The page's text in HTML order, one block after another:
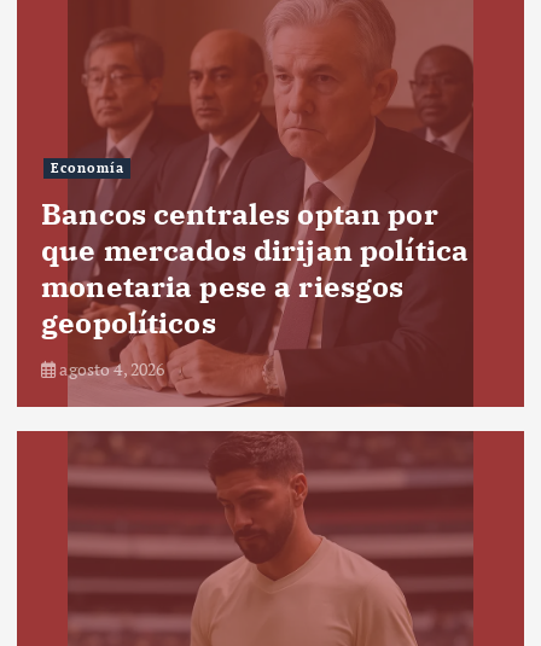
Economía
Bancos centrales optan por
que mercados dirijan política
monetaria pese a riesgos
geopolíticos
agosto 4, 2026